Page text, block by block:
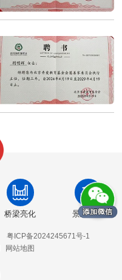
桥梁亮化 景观亮化
粤ICP备2024245671号-1
网站地图